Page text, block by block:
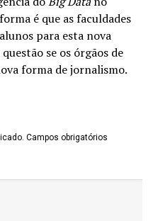
é que as faculdades
para esta nova
se os órgãos de
forma de jornalismo.
Campos obrigatórios